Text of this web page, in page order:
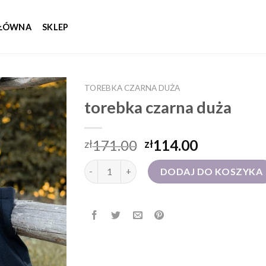
SKLEP
TOREBKA CZARNA DUŻA
torebka czarna duża
zł171.00 zł114.00
ilość torebka czarna dużaDODAJ DO KOSZYKA